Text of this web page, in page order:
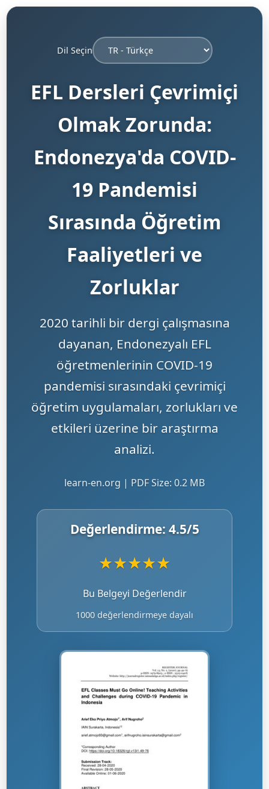
Dil Seçin
EFL Dersleri Çevrimiçi
Olmak Zorunda:
Endonezya'da COVID-
19 Pandemisi
Sırasında Öğretim
Faaliyetleri ve
Zorluklar
2020 tarihli bir dergi çalışmasına
dayanan, Endonezyalı EFL
öğretmenlerinin COVID-19
pandemisi sırasındaki çevrimiçi
öğretim uygulamaları, zorlukları ve
etkileri üzerine bir araştırma
analizi.
learn-en.org | PDF Size: 0.2 MB
Değerlendirme: 4.5/5
★★★★★
Bu Belgeyi Değerlendir
1000 değerlendirmeye dayalı